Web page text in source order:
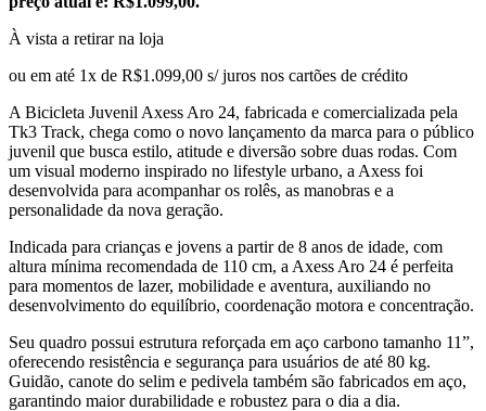
À vista a retirar na loja
ou em até 1x de R$1.099,00 s/ juros nos cartões de crédito
A Bicicleta Juvenil Axess Aro 24, fabricada e comercializada pela
Tk3 Track, chega como o novo lançamento da marca para o público
juvenil que busca estilo, atitude e diversão sobre duas rodas. Com
um visual moderno inspirado no lifestyle urbano, a Axess foi
desenvolvida para acompanhar os rolês, as manobras e a
personalidade da nova geração.
Indicada para crianças e jovens a partir de 8 anos de idade, com
altura mínima recomendada de 110 cm, a Axess Aro 24 é perfeita
para momentos de lazer, mobilidade e aventura, auxiliando no
desenvolvimento do equilíbrio, coordenação motora e concentração.
Seu quadro possui estrutura reforçada em aço carbono tamanho 11”,
oferecendo resistência e segurança para usuários de até 80 kg.
Guidão, canote do selim e pedivela também são fabricados em aço,
garantindo maior durabilidade e robustez para o dia a dia.